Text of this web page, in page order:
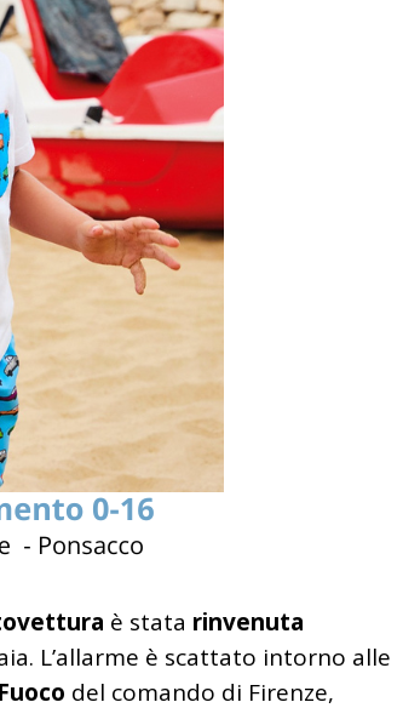
è stata rinvenuta
L’allarme è scattato intorno alle
del comando di Firenze,